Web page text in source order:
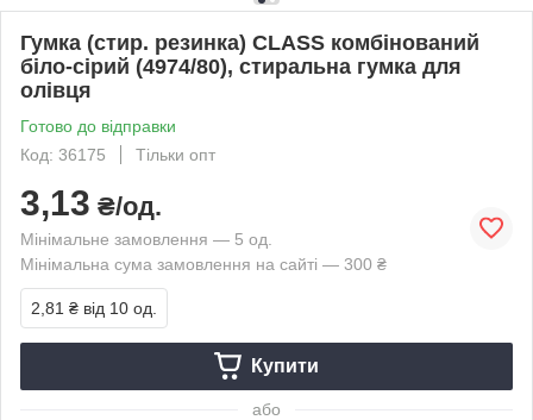
Гумка (стир. резинка) CLASS комбінований
біло-сірий (4974/80), стиральна гумка для
олівця
Готово до відправки
Код: 36175
Тільки опт
3,13 ₴/од.
Мінімальне замовлення — 5 од.
Мінімальна сума замовлення на сайті — 300 ₴
2,81 ₴ від 10 од.
Купити
або